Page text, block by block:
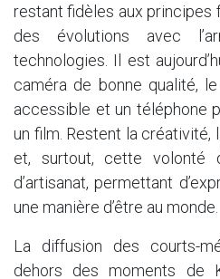
restant fidèles aux principes
des évolutions avec
technologies. Il est
caméra de bonne qualité,
accessible et un téléphone
un film. Restent la créativité,
et, surtout, cette volonté
d’artisanat, permettant
une manière d’être au monde.
La diffusion des courts-
dehors des moments de